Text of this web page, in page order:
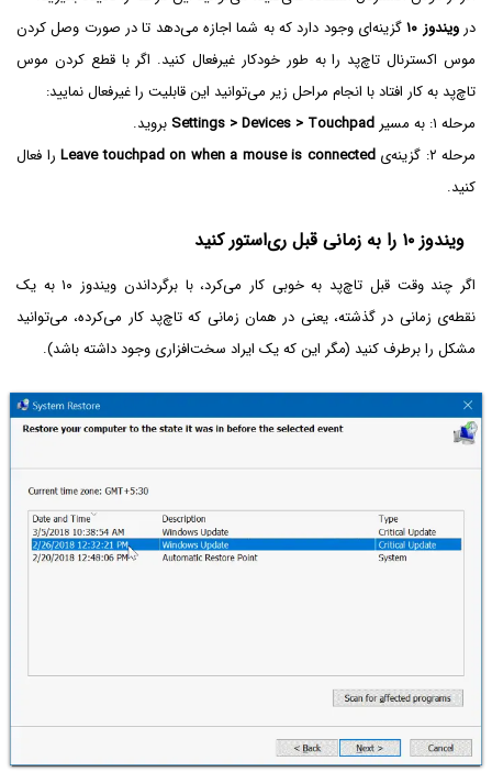
درویندوز ۱۰
گزینه‌ای وجود دارد که به شما اجازه می‌دهد تا در صورت وصل کردن
موس اکسترنال تاچ‌پد را به طور خودکار غیرفعال کنید. اگر با قطع کردن موس
تاچ‌پد به کار افتاد با انجام مراحل زیر می‌توانید این قابلیت را غیرفعال نمایید:
مرحله ۱: به مسیر
Settings > Devices > Touchpad بروید.
مرحله ۲: گزینه‌ی
Leave touchpad on when a mouse is connected را فعال
کنید.
ویندوز ۱۰ را به زمانی قبل ری‌استور کنید
اگر چند وقت قبل تاچ‌پد به خوبی کار می‌کرد، با برگرداندن ویندوز ۱۰ به یک
نقطه‌ی زمانی در گذشته، یعنی در همان زمانی که تاچ‌پد کار می‌کرده، می‌توانید
مشکل را برطرف کنید (مگر این که یک ایراد سخت‌افزاری وجود داشته باشد).